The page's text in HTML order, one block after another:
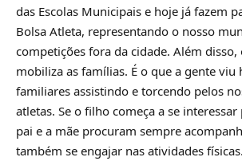
das Escolas Municipais e hoje já fazem
Bolsa Atleta, representando o nosso
competições fora da cidade. Além disso,
mobiliza as famílias. É o que a gente
familiares assistindo e torcendo pelos
atletas. Se o filho começa a se
pai e a mãe procuram sempre
também se engajar nas atividades